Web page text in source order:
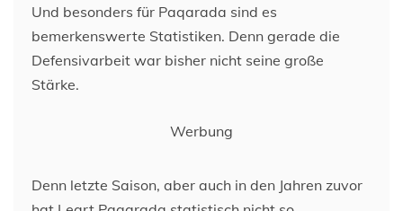
Und besonders für Paqarada sind es
bemerkenswerte Statistiken. Denn gerade die
Defensivarbeit war bisher nicht seine große
Stärke.
Werbung
Denn letzte Saison, aber auch in den Jahren zuvor